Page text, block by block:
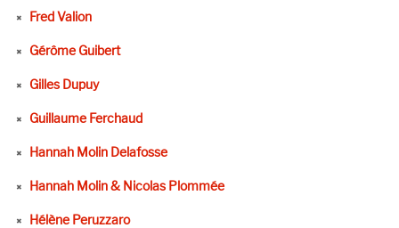
Fred Valion
Gérôme Guibert
Gilles Dupuy
Guillaume Ferchaud
Hannah Molin Delafosse
Hannah Molin & Nicolas Plommée
Hélène Peruzzaro